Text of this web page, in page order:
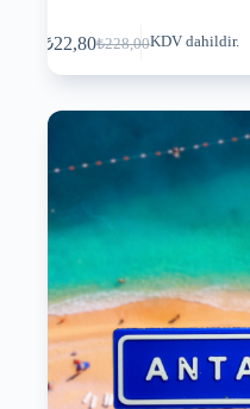
₺228,00
₺22,80 KDV dahildir.